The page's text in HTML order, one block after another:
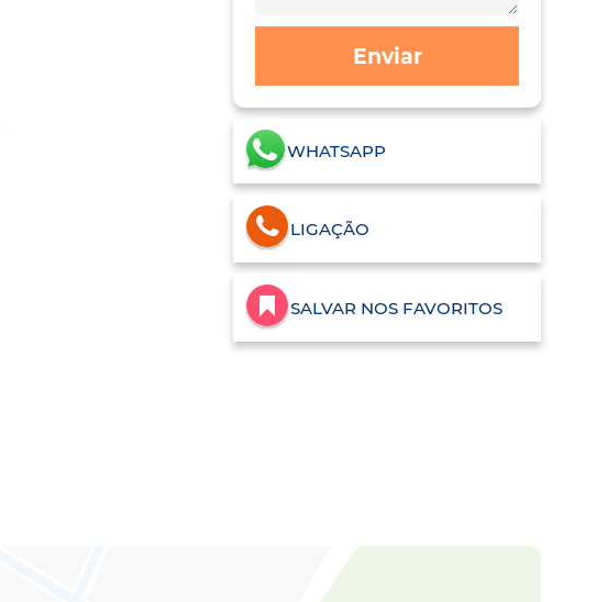
Enviar
WHATSAPP
LIGAÇÃO
SALVAR NOS FAVORITOS